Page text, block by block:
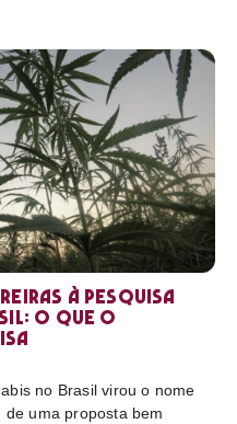
à pesquisa
o que o
no Brasil virou o nome
uma proposta bem